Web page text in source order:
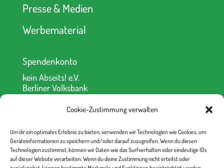
Cookie-Zustimmung verwalten
Um dir ein optimales Erlebnis zu bieten, verwenden wir Technologien wie Cookies, um
Geräteinformationen zu speichern und/oder darauf zuzugreifen. Wenn du diesen
Technologien zustimmst, können wir Daten wie das Surfverhalten oder eindeutige IDs
auf dieser Website verarbeiten. Wenn du deine Zustimmung nicht erteilst oder
Presse & Medien
Werbematerial
Spendenkonto
kein Abseits! e.V.
Berliner Volksbank
BIC: BEVODEBB